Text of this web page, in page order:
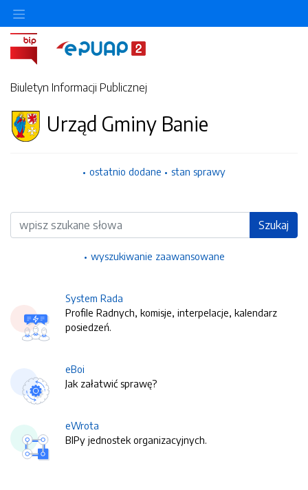
Biuletyn Informacji Publicznej
Urząd Gminy Banie
ostatnio dodane stan sprawy
Wyszukiwarka Szukaj
wyszukiwanie zaawansowane
System Rada
Profile Radnych, komisje, interpelacje, kalendarz
posiedzeń.
eBoi
Jak załatwić sprawę?
eWrota
BIPy jednostek organizacyjnych.